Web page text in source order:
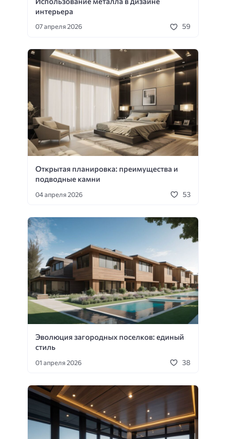
интерьера
07 апреля 2026 59
Открытая планировка: преимущества и
подводные камни
04 апреля 2026 53
Эволюция загородных поселков: единый
стиль
01 апреля 2026 38